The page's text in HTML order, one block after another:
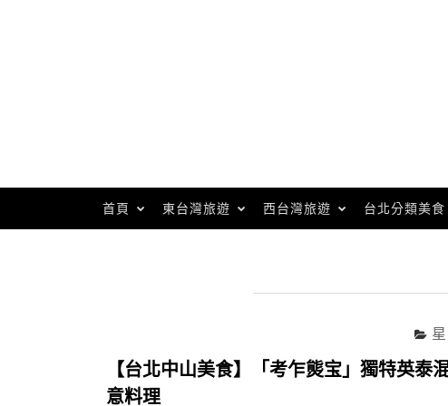
首頁 東台灣旅遊 西台灣旅遊 台北分類美食
【台北中山美食】「考乍熋宝」獨特英
意料理